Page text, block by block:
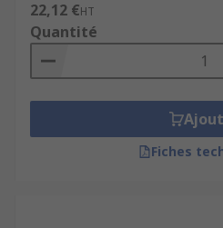
22,12 €HT
Quantité
Fiches